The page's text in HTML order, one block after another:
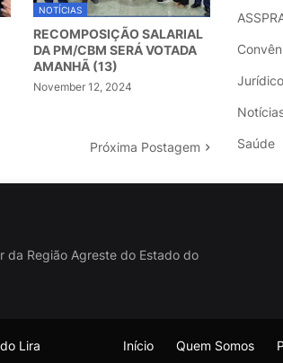
NOTÍCIAS
RECOMPOSIÇÃO SALARIAL
DA PM/CBM SERÁ VOTADA
AMANHÃ (13)
November 12, 2024
Próxima Postagem
Jurídico
Saúde
da Região Agreste do Estado do
Lira Início Quem Somos